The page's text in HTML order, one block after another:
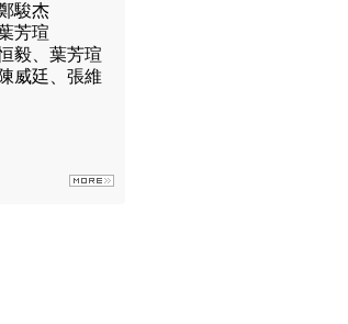
駿杰
芳瑄
毅、葉芳瑄
威廷、張維